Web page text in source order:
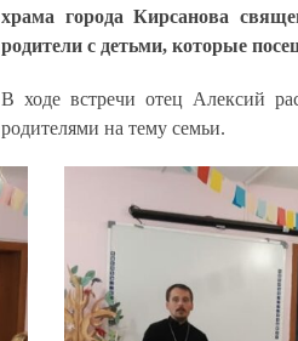
храма города Кирсанова
родители с детьми, которые
В ходе встречи отец Алексий
родителями на тему семьи.